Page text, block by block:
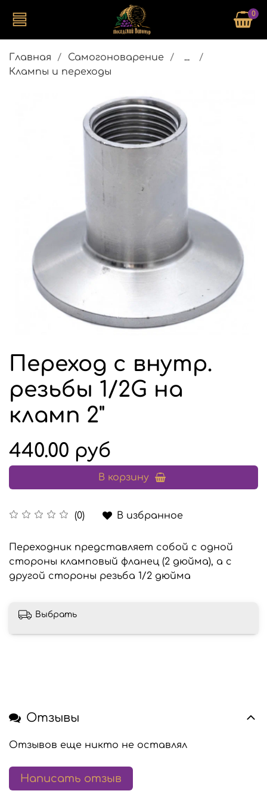
0
Главная Самогоноварение
...
Клампы и переходы
Переход с внутр.
резьбы 1/2G на
кламп 2"
(0) В избранное
440.00 руб
В корзину
Переходник представляет собой с одной
стороны кламповый фланец (2 дюйма), а с
другой стороны резьба 1/2 дюйма
Выбрать
Отзывы
Отзывов еще никто не оставлял
Написать отзыв